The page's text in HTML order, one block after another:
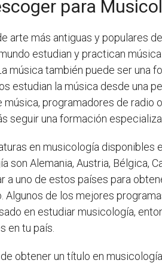
para
arte más antiguas y populares
estudian y practican
música también puede ser una
estudian la música desde una
programadores de
seguir una formación
en musicología
Alemania, Austria, Bélgica,
a uno de estos países para
de los mejores
en estudiar musicología,
en tu país.
obtener un título en